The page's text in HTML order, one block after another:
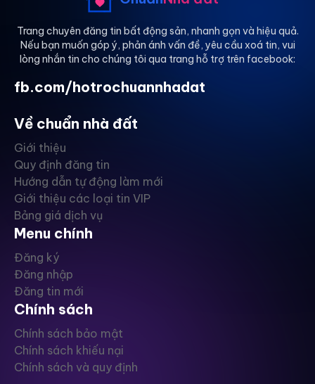
Trang chuyên đăng tin bất động sản, nhanh gọn và hiệu quả.
Nếu bạn muốn góp ý, phản ánh vấn đề, yêu cầu xoá tin, vui
lòng nhắn tin cho chúng tôi qua trang hỗ trợ trên facebook:
fb.com/hotrochuannhadat
Về chuẩn nhà đất
Giới thiệu
Quy định đăng tin
Hướng dẫn tự động làm mới
Giới thiệu các loại tin VIP
Bảng giá dịch vụ
Menu chính
Đăng ký
Đăng nhập
Đăng tin mới
Chính sách
Chính sách bảo mật
Chính sách khiếu nại
Chính sách và quy định